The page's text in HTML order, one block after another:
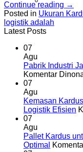
Continue reading →
Posted in Ukuran
logistik adalah
Latest Posts
07
Agu
Pabrik Industri
Komentar
07
Agu
Kemasan
Logistik Efisien
07
Agu
Pallet Kardus
Optimal